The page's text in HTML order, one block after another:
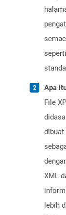
Apa
File
XML
lebih